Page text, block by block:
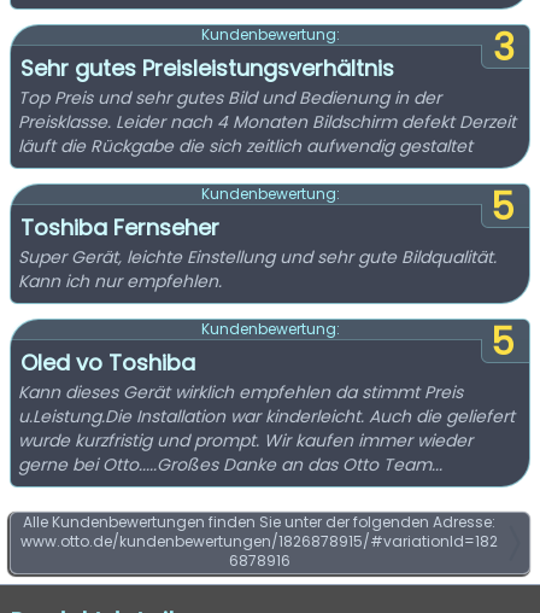
3
Kundenbewertung:
Sehr gutes Preisleistungsverhältnis
Top Preis und sehr gutes Bild und Bedienung in der
Preisklasse. Leider nach 4 Monaten Bildschirm defekt Derzeit
läuft die Rückgabe die sich zeitlich aufwendig gestaltet
5
Kundenbewertung:
Toshiba Fernseher
Super Gerät, leichte Einstellung und sehr gute Bildqualität.
Kann ich nur empfehlen.
5
Kundenbewertung:
Oled vo Toshiba
Kann dieses Gerät wirklich empfehlen da stimmt Preis
u.Leistung.Die Installation war kinderleicht. Auch die geliefert
wurde kurzfristig und prompt. Wir kaufen immer wieder
gerne bei Otto.....Großes Danke an das Otto Team...
Alle Kundenbewertungen finden Sie unter der folgenden Adresse:
www.otto.de/kundenbewertungen/1826878915/#variationId=182
6878916